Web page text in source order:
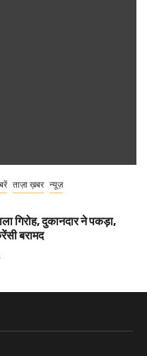
ताज़ा ख़बर न्यूज़
गिरोह, दुकानदार ने पकड़ा,
बरामद